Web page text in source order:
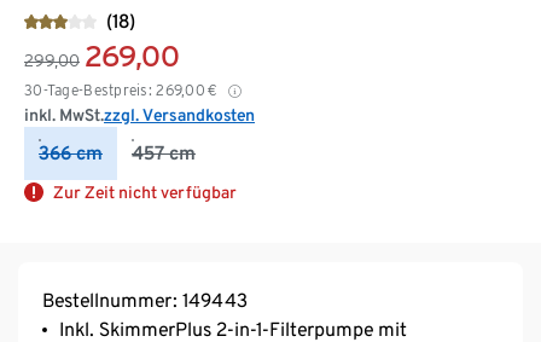
(18)
299,00 269,00
30-Tage-Bestpreis: 269,00 €
inkl. MwSt.zzgl. Versandkosten
366 cm 457 cm
Zur Zeit nicht verfügbar
Bestellnummer: 149443
Inkl. SkimmerPlus 2-in-1-Filterpumpe mit